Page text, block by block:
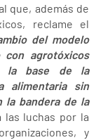
que, además de
reclame el
del modelo
con agrotóxicos
la base de la
alimentaria sin
la bandera de la
las luchas por la
y